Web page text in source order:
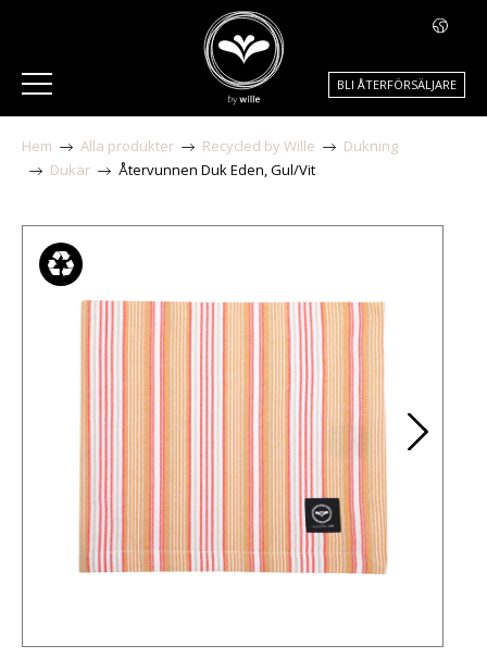
BLI ÅTERFÖRSÄLJARE
Hem Alla produkter Recycled by Wille
Dukning
Dukar
Återvunnen Duk Eden, Gul/Vit